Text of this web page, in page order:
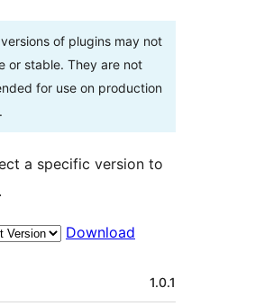
of plugins may not
or stable. They are not
for use on production
a specific version to
Download
1.0.1